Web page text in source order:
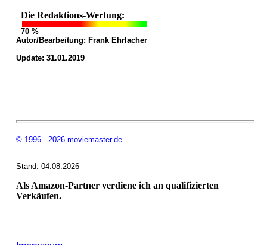
Die Redaktions-Wertung:
70 %
Autor/Bearbeitung: Frank Ehrlacher
Update: 31.01.2019
© 1996 - 2026 moviemaster.de
Stand: 04.08.2026
Als Amazon-Partner verdiene ich an qualifizierten
Verkäufen.